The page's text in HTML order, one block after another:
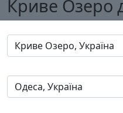
Криве Озеро